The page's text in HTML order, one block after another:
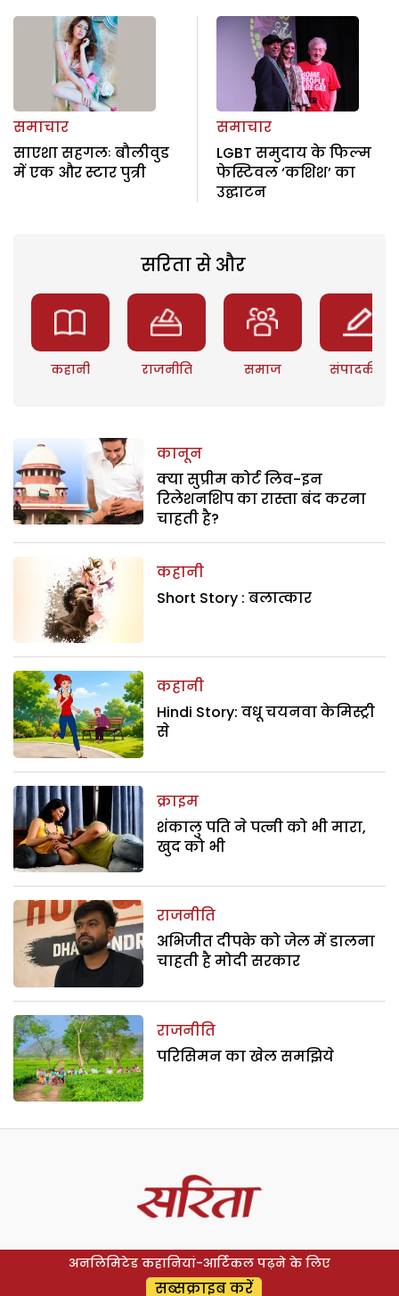
समाचार
साएशा सहगलः बौलीवुड
में एक और स्टार पुत्री
समाचार
LGBT समुदाय के फिल्म
फेस्टिवल ‘कशिश’ का
उद्घाटन
सरिता से और
कहानी राजनीति समाज संपादकीय
कानून
क्या सुप्रीम कोर्ट लिव-इन
रिलेशनशिप का रास्ता बंद करना
चाहती है?
कहानी
Short Story : बलात्कार
कहानी
Hindi Story: वधू चयनवा केमिस्ट्री
से
क्राइम
शंकालु पति ने पत्नी को भी मारा,
खुद को भी
राजनीति
अभिजीत दीपके को जेल में डालना
चाहती है मोदी सरकार
राजनीति
परिसिमन का खेल समझिये
अनलिमिटेड कहानियां-आर्टिकल पढ़ने के लिए
सब्सक्राइब करें